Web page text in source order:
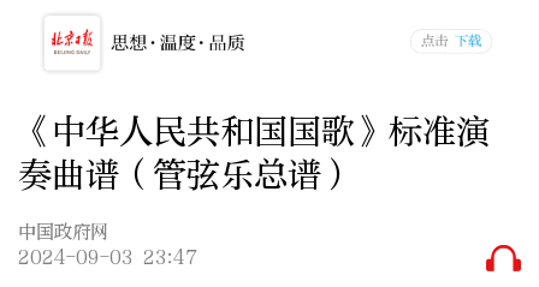
《中华人民共和国国歌》标准演
奏曲谱（管弦乐总谱）
中国政府网
2024-09-03 23:47